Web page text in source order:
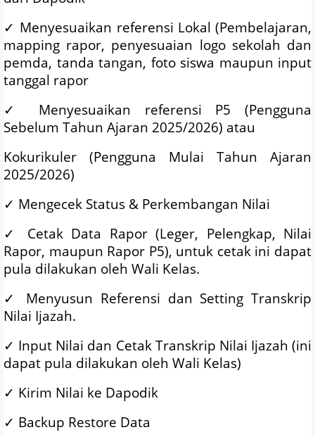
✓ Menyesuaikan referensi Lokal (Pembelajaran,
mapping rapor, penyesuaian logo sekolah dan
pemda, tanda tangan, foto siswa maupun input
tanggal rapor
✓
Menyesuaikan referensi P5 (Pengguna
Sebelum Tahun Ajaran 2025/2026) atau
Kokurikuler (Pengguna Mulai Tahun Ajaran
2025/2026)
✓ Mengecek Status & Perkembangan Nilai
✓
Cetak Data Rapor (Leger, Pelengkap, Nilai
Rapor, maupun Rapor P5), untuk cetak ini dapat
pula dilakukan oleh Wali Kelas.
✓
Menyusun Referensi dan Setting Transkrip
Nilai Ijazah.
✓ Input Nilai dan Cetak Transkrip Nilai Ijazah (ini
dapat pula dilakukan oleh Wali Kelas)
✓ Kirim Nilai ke Dapodik
✓ Backup Restore Data